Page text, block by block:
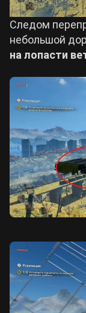
Следом
небольшой
на лопасти